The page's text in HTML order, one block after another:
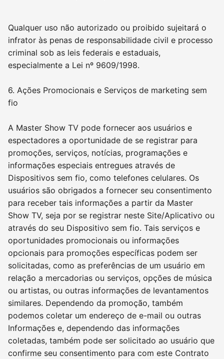
Qualquer uso não autorizado ou proibido sujeitará o
infrator às penas de responsabilidade civil e processo
criminal sob as leis federais e estaduais,
especialmente a Lei nº 9609/1998.
6. Ações Promocionais e Serviços de marketing sem
fio
A Master Show TV pode fornecer aos usuários e
espectadores a oportunidade de se registrar para
promoções, serviços, notícias, programações e
informações especiais entregues através de
Dispositivos sem fio, como telefones celulares. Os
usuários são obrigados a fornecer seu consentimento
para receber tais informações a partir da Master
Show TV, seja por se registrar neste Site/Aplicativo ou
através do seu Dispositivo sem fio. Tais serviços e
oportunidades promocionais ou informações
opcionais para promoções específicas podem ser
solicitadas, como as preferências de um usuário em
relação a mercadorias ou serviços, opções de música
ou artistas, ou outras informações de levantamentos
similares. Dependendo da promoção, também
podemos coletar um endereço de e-mail ou outras
Informações e, dependendo das informações
coletadas, também pode ser solicitado ao usuário que
confirme seu consentimento para com este Contrato